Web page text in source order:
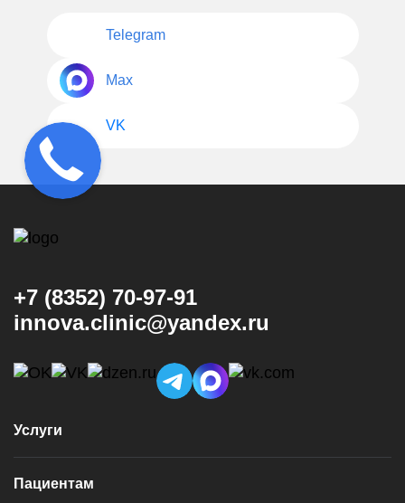
Telegram
Max
VK
+7 (8352) 70-97-91
innova.clinic@yandex.ru
Услуги
Консультация и диагностика
Пациентам